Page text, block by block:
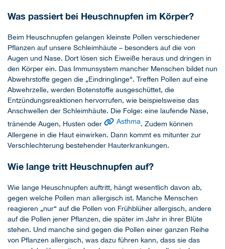
Was passiert bei Heuschnupfen im Körper?
Beim Heuschnupfen gelangen kleinste Pollen verschiedener
Pflanzen auf unsere Schleimhäute – besonders auf die von
Augen und Nase. Dort lösen sich Eiweiße heraus und dringen in
den Körper ein. Das Immunsystem mancher Menschen bildet nun
Abwehrstoffe gegen die „Eindringlinge“. Treffen Pollen auf eine
Abwehrzelle, werden Botenstoffe ausgeschüttet, die
Entzündungsreaktionen hervorrufen, wie beispielsweise das
Anschwellen der Schleimhäute. Die Folge: eine laufende Nase,
tränende Augen, Husten oder
Asthma. Zudem können
Allergene in die Haut einwirken. Dann kommt es mitunter zur
Verschlechterung bestehender Hauterkrankungen.
Wie lange tritt Heuschnupfen auf?
Wie lange Heuschnupfen auftritt, hängt wesentlich davon ab,
gegen welche Pollen man allergisch ist. Manche Menschen
reagieren „nur“ auf die Pollen von Frühblüher allergisch, andere
auf die Pollen jener Pflanzen, die später im Jahr in ihrer Blüte
stehen. Und manche sind gegen die Pollen einer ganzen Reihe
von Pflanzen allergisch, was dazu führen kann, dass sie das